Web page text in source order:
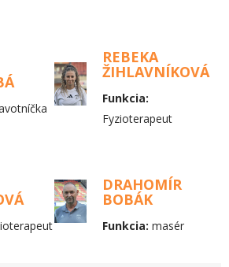
REBEKA
ŽIHLAVNÍKOVÁ
Funkcia:
Fyzioterapeut
DRAHOMÍR
BOBÁK
Funkcia: masér